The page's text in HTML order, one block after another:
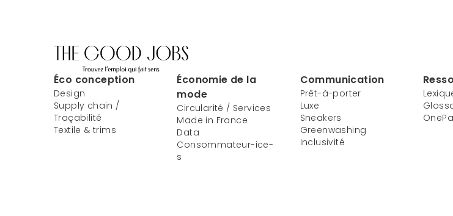
Éco conception
Design
Supply chain /
Traçabilité
Textile & trims
Économie de la
mode
Circularité / Services
Made in France
Data
Consommateur-ice-
s
Communication
Prêt-à-porter
Luxe
Sneakers
Greenwashing
Inclusivité